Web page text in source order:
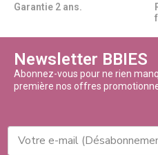
Garantie 2 ans.
Newsletter BBIES
Abonnez-vous pour ne rien
première nos offres